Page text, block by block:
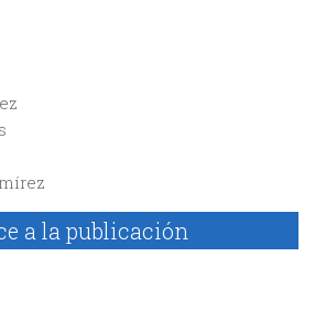
a la publicación